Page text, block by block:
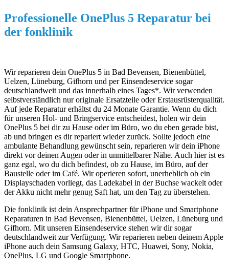
Professionelle OnePlus 5 Reparatur bei
der fonklinik
Wir reparieren dein OnePlus 5 in Bad Bevensen, Bienenbüttel,
Uelzen, Lüneburg, Gifhorn und per Einsendeservice sogar
deutschlandweit und das innerhalb eines Tages*. Wir verwenden
selbstverständlich nur originale Ersatzteile oder Erstausrüsterqualität.
Auf jede Reparatur erhältst du 24 Monate Garantie. Wenn du dich
für unseren Hol- und Bringservice entscheidest, holen wir dein
OnePlus 5 bei dir zu Hause oder im Büro, wo du eben gerade bist,
ab und bringen es dir repariert wieder zurück. Sollte jedoch eine
ambulante Behandlung gewünscht sein, reparieren wir dein iPhone
direkt vor deinen Augen oder in unmittelbarer Nähe. Auch hier ist es
ganz egal, wo du dich befindest, ob zu Hause, im Büro, auf der
Baustelle oder im Café. Wir operieren sofort, unerheblich ob ein
Displayschaden vorliegt, das Ladekabel in der Buchse wackelt oder
der Akku nicht mehr genug Saft hat, um den Tag zu überstehen.
Die fonklinik ist dein Ansprechpartner für iPhone und Smartphone
Reparaturen in Bad Bevensen, Bienenbüttel, Uelzen, Lüneburg und
Gifhorn. Mit unseren Einsendeservice stehen wir dir sogar
deutschlandweit zur Verfügung. Wir reparieren neben deinem Apple
iPhone auch dein Samsung Galaxy, HTC, Huawei, Sony, Nokia,
OnePlus, LG und Google Smartphone.